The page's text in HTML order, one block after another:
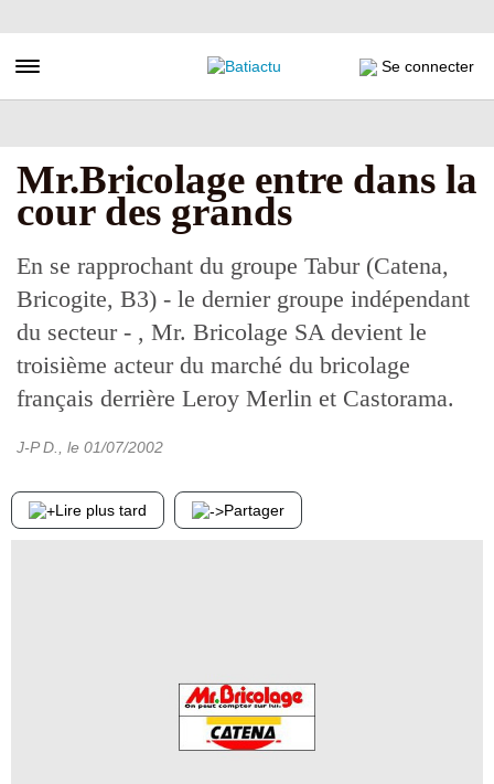
au
principal
Toggle navigation Se connecter
Mr.Bricolage entre dans la
cour des grands
En se rapprochant du groupe Tabur (Catena,
Bricogite, B3) - le dernier groupe indépendant
du secteur - , Mr. Bricolage SA devient le
troisième acteur du marché du bricolage
français derrière Leroy Merlin et Castorama.
J-P D. , le 01/07/2002
Lire plus tard Partager